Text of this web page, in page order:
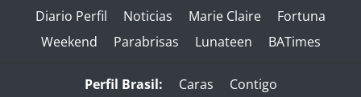
Diario Perfil Noticias Marie Claire
Fortuna
Weekend
Parabrisas Lunateen BATimes
Perfil Brasil: Caras
Contigo